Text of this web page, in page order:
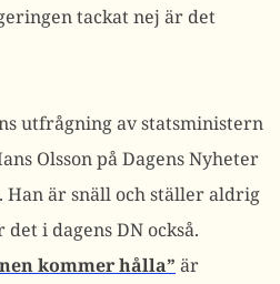
tackat nej är det
utfrågning av statsministern
Olsson på Dagens Nyheter
är snäll och ställer aldrig
i dagens DN också.
kommer hålla” är